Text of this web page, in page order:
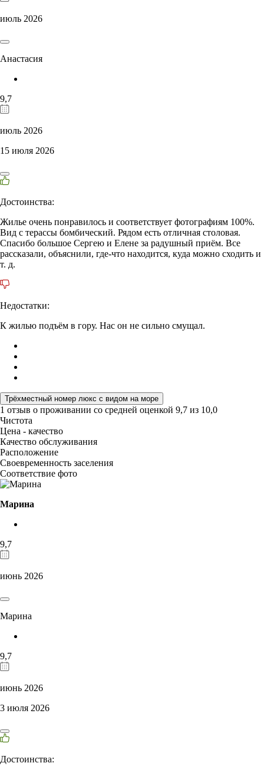
июль 2026
Анастасия
9,7
июль 2026
15 июля 2026
Достоинства:
Жилье очень понравилось и соответствует фотографиям 100%.
Вид с терассы бомбический. Рядом есть отличная столовая.
Спасибо большое Сергею и Елене за радушный приём. Все
рассказали, объяснили, где-что находится, куда можно сходить и
т. д.
Недостатки:
К жилью подъëм в гору. Нас он не сильно смущал.
Трёхместный номер люкс с видом на море
1 отзыв о проживании со средней оценкой 9,7 из 10,0
Чистота
Цена - качество
Качество обслуживания
Расположение
Своевременность заселения
Соответствие фото
Марина
9,7
июнь 2026
Марина
9,7
июнь 2026
3 июля 2026
Достоинства: